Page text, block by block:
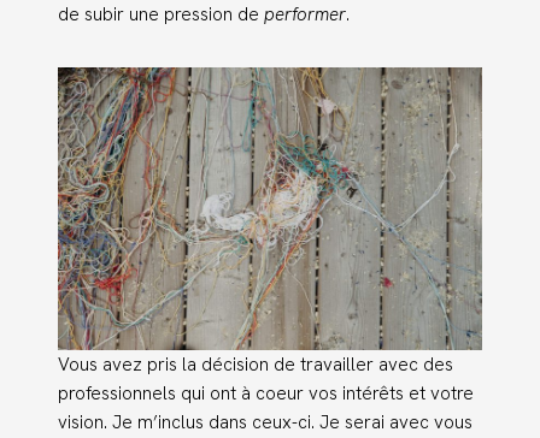
de subir une pression de performer.
Vous avez pris la décision de travailler avec des
professionnels qui ont à coeur vos intérêts et votre
vision. Je m’inclus dans ceux-ci. Je serai avec vous